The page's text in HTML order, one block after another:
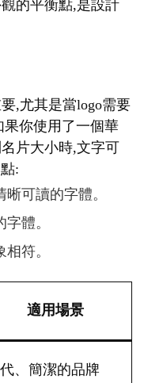
的平衡點,是設計
,尤其是當logo需要
你使用了一個華
片大小時,文字可
:
可讀的字體。
體。
符。
適用場景
、簡潔的品牌